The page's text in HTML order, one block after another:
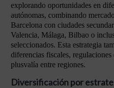
explorando oportunidades en
autónomas, combinando
Barcelona con ciudades
Valencia, Málaga, Bilbao o
seleccionados. Esta estrategia
diferencias fiscales,
plusvalía entre regiones.
Diversificación por